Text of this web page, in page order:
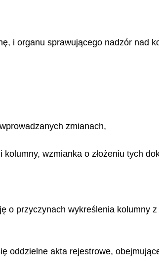
i organu sprawującego nadzór nad
zmianach,
wzmianka o złożeniu tych
o przyczynach wykreślenia kolumny z
oddzielne akta rejestrowe,